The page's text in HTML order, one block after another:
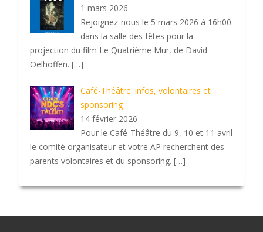
1 mars 2026
Rejoignez-nous le 5 mars 2026 à 16h00
dans la salle des fêtes pour la
projection du film Le Quatrième Mur, de David
Oelhoffen. […]
Café-Théâtre: infos, volontaires et
sponsoring
14 février 2026
Pour le Café-Théâtre du 9, 10 et 11 avril
le comité organisateur et votre AP recherchent des
parents volontaires et du sponsoring. […]